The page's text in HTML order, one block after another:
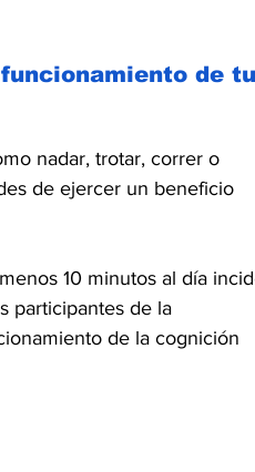
de
nadar, trotar, correr o
de ejercer un beneficio
10 minutos al día
participantes de la
de la cognición